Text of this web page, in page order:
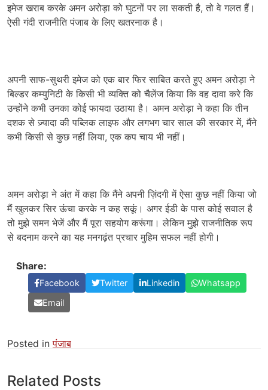
इमेज खराब करके अमन अरोड़ा को घुटनों पर ला सकती है, तो वे गलत हैं।
ऐसी गंदी राजनीति पंजाब के लिए खतरनाक है।
अपनी साफ-सुथरी इमेज को एक बार फिर साबित करते हुए अमन अरोड़ा ने
बिल्डर कम्युनिटी के किसी भी व्यक्ति को चैलेंज किया कि वह दावा करे कि
उन्होंने कभी उनका कोई फायदा उठाया है। अमन अरोड़ा ने कहा कि तीन
दशक से ज़्यादा की पब्लिक लाइफ और लगभग चार साल की सरकार में, मैंने
कभी किसी से कुछ नहीं लिया, एक कप चाय भी नहीं।
अमन अरोड़ा ने अंत में कहा कि मैंने अपनी ज़िंदगी में ऐसा कुछ नहीं किया जो
मैं खुलकर सिर ऊंचा करके न कह सकूं। अगर ईडी ​​के पास कोई सवाल है
तो मुझे समन भेजें और मैं पूरा सहयोग करूंगा। लेकिन मुझे राजनीतिक रूप
से बदनाम करने का यह मनगढ़ंत प्रचार मुहिम सफल नहीं होगी।
Share:
Facebook Twitter Linkedin
Whatsapp
Email
Posted inपंजाब
Related Posts